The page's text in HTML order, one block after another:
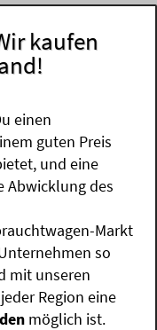
kaufen
einen
guten Preis
und eine
Abwicklung des
Markt
so
mit unseren
Region eine
möglich ist.